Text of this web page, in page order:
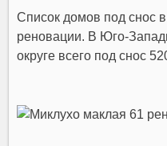
Список домов под снос
реновации. В Юго-
округе всего под снос